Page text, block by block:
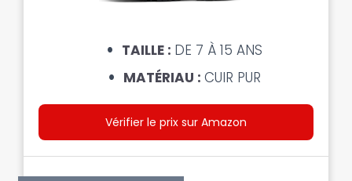
TAILLE : DE 7 À 15 ANS
MATÉRIAU : CUIR PUR
Vérifier le prix sur Amazon